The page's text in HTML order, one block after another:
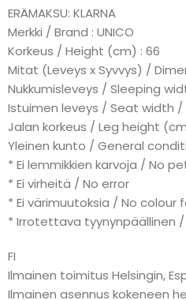
ERÄMAKSU: KLARNA
Merkki / Brand : UNICO
Korkeus / Height (cm) : 66
Mitat (Leveys x Syvvys) /
Nukkumisleveys / Sleeping
Istuimen leveys / Seat width /
Jalan korkeus / Leg height
Yleinen kunto / General
* Ei lemmikkien karvoja / No
* Ei virheitä / No error
* Ei värimuutoksia / No colour
* Irrotettava tyynynpäällinen
FI
Ilmainen toimitus Helsingin,
Ilmainen asennus kokeneen